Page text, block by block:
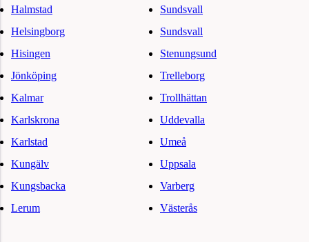
Halmstad
Helsingborg
Hisingen
Jönköping
Kalmar
Karlskrona
Karlstad
Kungälv
Kungsbacka
Lerum
Sundsvall
Sundsvall
Stenungsund
Trelleborg
Trollhättan
Uddevalla
Umeå
Uppsala
Varberg
Västerås